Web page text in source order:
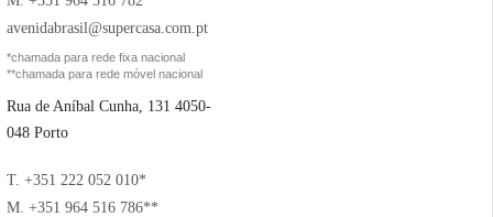
avenidabrasil@supercasa.com.pt
*chamada para rede fixa nacional
**chamada para rede móvel nacional
Rua de Aníbal Cunha, 131 4050-
048 Porto
T. +351 222 052 010*
M. +351 964 516 786**